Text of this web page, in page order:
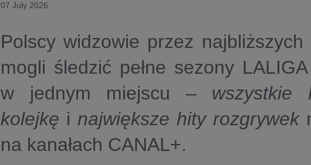
07 July 2026
Polscy widzowie przez najbliższych
mogli śledzić pełne sezony
w jednym miejscu – wszystkie
kolejkę i największe hity rozgrywek
na kanałach CANAL+.